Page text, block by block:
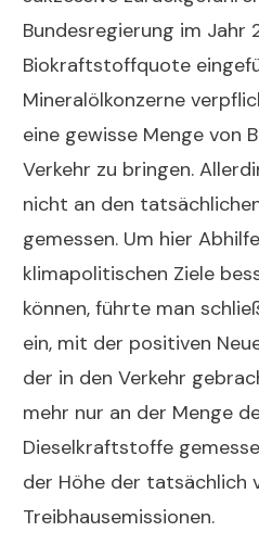
Bundesregierung im Jahr
Biokraftstoffquote
Mineralölkonzerne
eine gewisse Menge von
Verkehr zu bringen.
nicht an den
gemessen. Um hier
klimapolitischen Ziele
können, führte man
ein, mit der positiven
der in den Verkehr
mehr nur an der Menge
Dieselkraftstoffe
der Höhe der tatsächlich
Treibhausemissionen.